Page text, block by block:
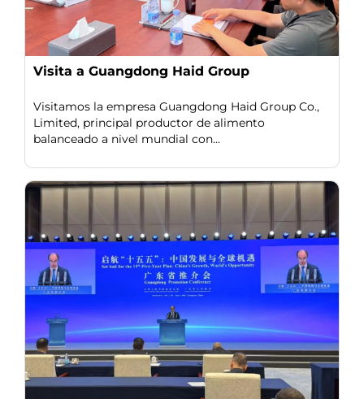
Visita a Guangdong Haid Group
Visitamos la empresa Guangdong Haid Group Co.,
Limited, principal productor de alimento
balanceado a nivel mundial con...